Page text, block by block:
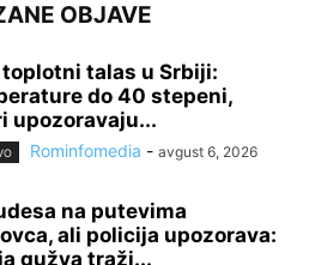
OBJAVE
toplotni talas u Srbiji:
do 40 stepeni,
upozoravaju...
Rominfomedia - avgust 6, 2026
na putevima
ali policija upozorava:
gužva traži...